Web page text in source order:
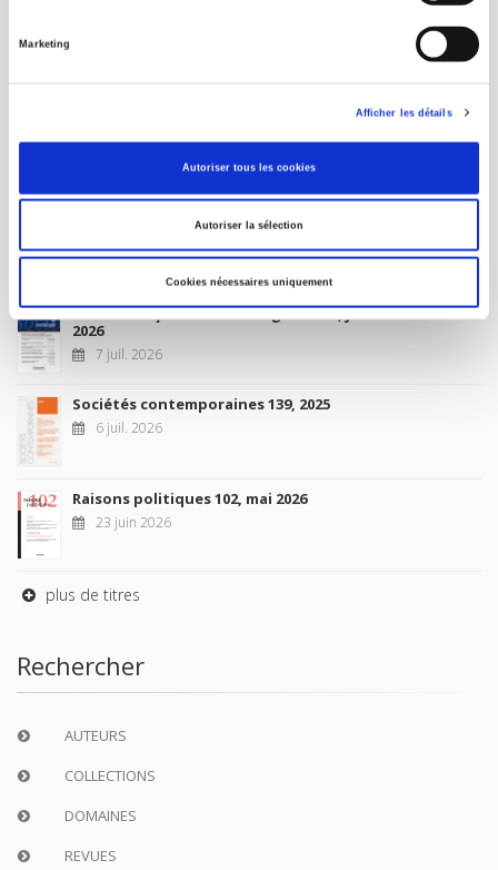
Marketing
Afficher les détails
Autoriser tous les cookies
Autoriser la sélection
Cookies nécessaires uniquement
Revue française de science politique 76-2, avril-juin
10 juil. 2026
Revue française de sociologie 66 3/4, juillet-décembre
2026
7 juil. 2026
Sociétés contemporaines 139, 2025
6 juil. 2026
Raisons politiques 102, mai 2026
23 juin 2026
plus de titres
Rechercher
AUTEURS
COLLECTIONS
DOMAINES
REVUES